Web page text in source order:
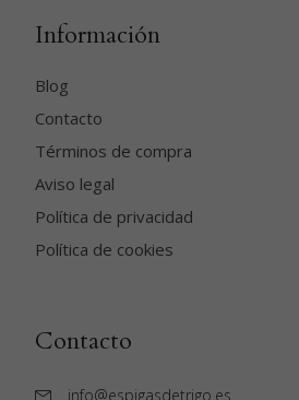
Información
Blog
Contacto
Términos de compra
Aviso legal
Política de privacidad
Política de cookies
Contacto
info@espigasdetrigo.es